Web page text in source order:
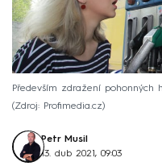
Především zdražení
Zdroj: Profimedia.cz
Petr Musil
13. dub 2021, 09:03